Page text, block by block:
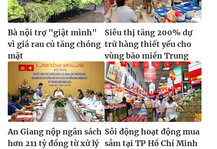
® Cấm sao chép dưới mọi hình thức nếu không có sự chấp
thuận bằng văn bản. Ghi rõ nguồn VTV.vn khi phát hành lại
thông tin từ website này.
Bà nội trợ "giật mình"
vì giá rau củ tăng chóng
mặt
Siêu thị tăng 200% dự
trữ hàng thiết yếu cho
vùng bão miền Trung
An Giang nộp ngân sách
hơn 211 tỷ đồng từ xử lý
Sôi động hoạt động mua
sắm tại TP Hồ Chí Minh